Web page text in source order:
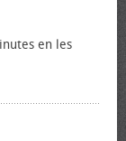
en les